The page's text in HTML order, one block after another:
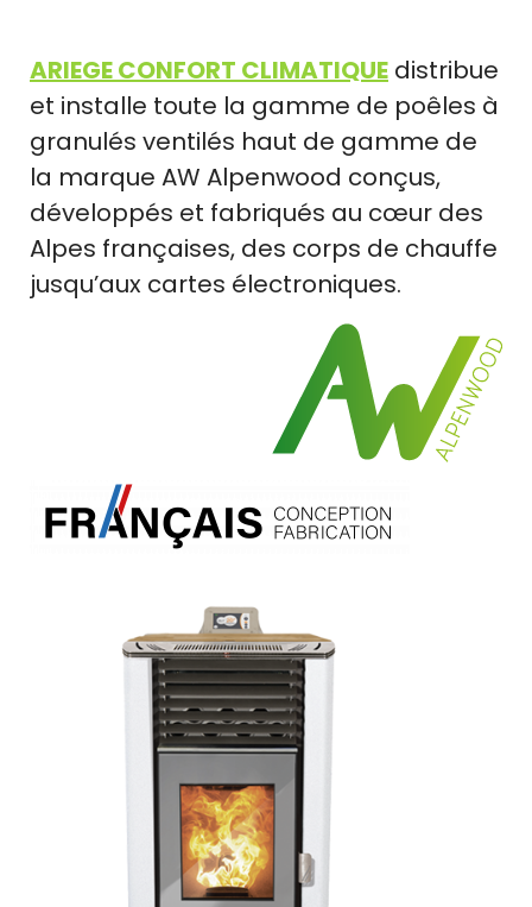
ARIEGE CONFORT CLIMATIQUE distribue
et installe toute la gamme de poêles à
granulés ventilés haut de gamme de
la marque AW Alpenwood conçus,
développés et fabriqués au cœur des
Alpes françaises, des corps de chauffe
jusqu’aux cartes électroniques.